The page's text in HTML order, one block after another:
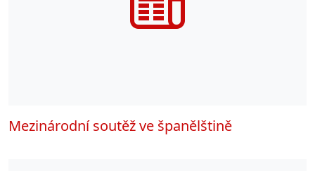
Mezinárodní soutěž ve španělštině